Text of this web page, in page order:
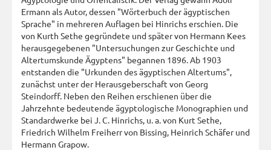
Ermann als Autor, dessen "Wörterbuch der ägyptischen
Sprache" in mehreren Auflagen bei Hinrichs erschien. Die
von Kurth Sethe gegründete und später von Hermann Kees
herausgegebenen "Untersuchungen zur Geschichte und
Altertumskunde Ägyptens" begannen 1896. Ab 1903
entstanden die "Urkunden des ägyptischen Altertums",
zunächst unter der Herausgeberschaft von Georg
Steindorff. Neben den Reihen erschienen über die
Jahrzehnte bedeutende ägyptologische Monographien und
Standardwerke bei J. C. Hinrichs, u. a. von Kurt Sethe,
Friedrich Wilhelm Freiherr von Bissing, Heinrich Schäfer und
Hermann Grapow.